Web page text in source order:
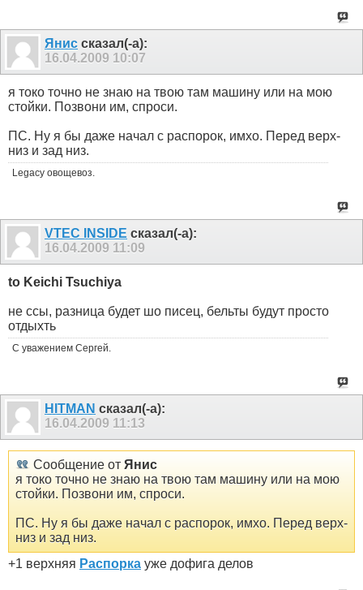
Янис сказал(-а):
16.04.2009 10:07
я токо точно не знаю на твою там машину или на мою
стойки. Позвони им, спроси.
ПС. Ну я бы даже начал с распорок, имхо. Перед верх-
низ и зад низ.
Legacy овощевоз.
VTEC INSIDE сказал(-а):
16.04.2009 11:09
to Keichi Tsuchiya
не ссы, разница будет шо писец, бельты будут просто
отдыхть
С уважением Сергей.
HITMAN сказал(-а):
16.04.2009 11:13
Сообщение от Янис
я токо точно не знаю на твою там машину или на мою
стойки. Позвони им, спроси.
ПС. Ну я бы даже начал с распорок, имхо. Перед верх-
низ и зад низ.
+1 верхняя Распорка уже дофига делов